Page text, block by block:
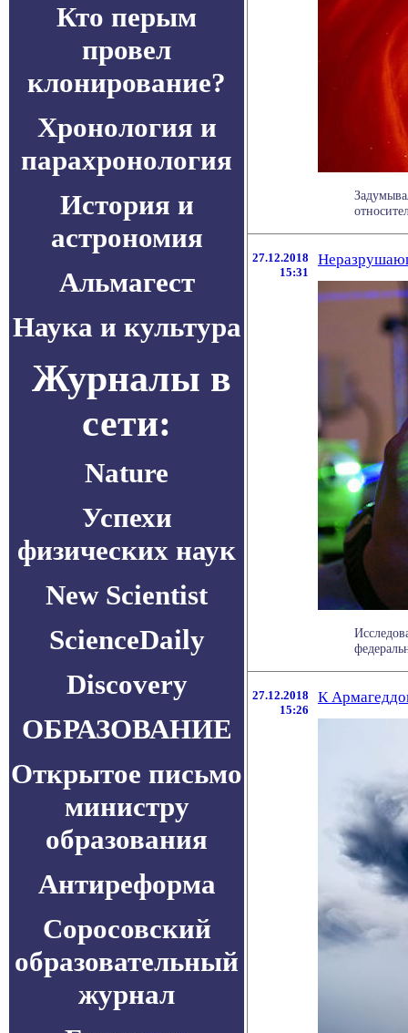
Кто перым
провел
клонирование?
Хронология и
парахронология
История и
астрономия
Альмагест
Наука и культура
Журналы в
сети:
Nature
Успехи
физических наук
New Scientist
ScienceDaily
Discovery
ОБРАЗОВАНИЕ
Открытое письмо
министру
образования
Антиреформа
Соросовский
образовательный
журнал
27.12.2018
15:31
27.12.2018
15:26
К